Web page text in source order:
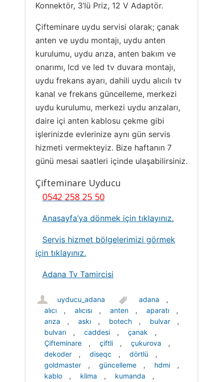
Konnektör, 3’lü Priz, 12 V Adaptör.
Çifteminare uydu servisi olarak; çanak
anten ve uydu montajı, uydu anten
kurulumu, uydu arıza, anten bakım ve
onarımı, lcd ve led tv duvara montajı,
uydu frekans ayarı, dahili uydu alıcılı tv
kanal ve frekans güncelleme, merkezi
uydu kurulumu, merkezi uydu arızaları,
daire içi anten kablosu çekme gibi
işlerinizde evlerinize aynı gün servis
hizmeti vermekteyiz. Bize haftanın 7
günü mesai saatleri içinde ulaşabilirsiniz.
Çifteminare Uyducu
0542 258 25 50
Anasayfa’ya dönmek için tıklayınız.
Servis hizmet bölgelerimizi görmek
için tıklayınız.
Adana Tv Tamircisi
uyducu_adana adana
,
alıcı
, alıcısı , anten , aparatı
,
arıza
, askı , botech , bulvar
,
bulvarı
, caddesi , çanak
,
Çifteminare
, çiftli , çukurova
,
dekoder
, diseqc , dörtlü
,
goldmaster
, güncelleme , hdmi
,
kablo
, klima , kumanda
,